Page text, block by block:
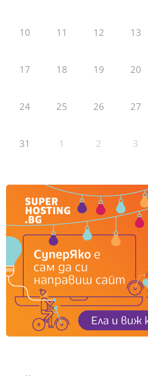
10 11 12 13
17 18 19 20
24 25 26 27
31 1 2 3